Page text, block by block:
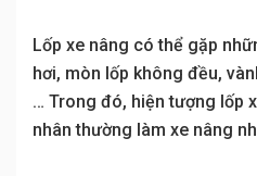
Lốp xe nâng có thể gặp
hơi, mòn lốp không đều,
… Trong đó, hiện tượng lốp
nhân thường làm xe nâng